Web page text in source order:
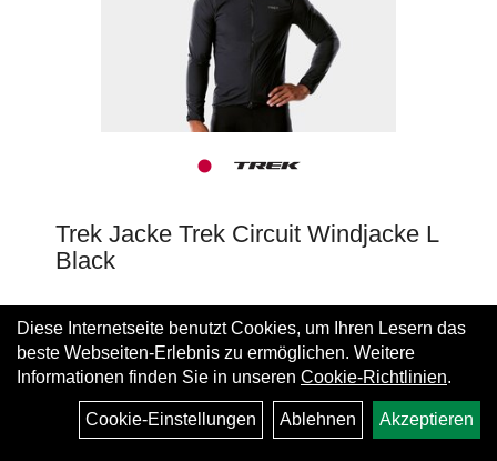
Trek Jacke Trek Circuit Windjacke L
Black
Art.Nr. 5285013
79,99 EUR
68,16 EUR
Diese Internetseite benutzt Cookies, um Ihren Lesern das
beste Webseiten-Erlebnis zu ermöglichen. Weitere
Informationen finden Sie in unseren Cookie-Richtlinien.
Cookie-Einstellungen Ablehnen Akzeptieren